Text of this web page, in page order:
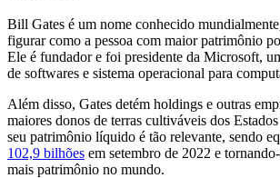
Bill Gates é um nome conhecido
figurar como a pessoa com maior patrimônio
Ele é fundador e foi presidente da Microsoft,
de softwares e sistema operacional para
Além disso, Gates detém holdings e outras
maiores donos de terras cultiváveis dos
seu patrimônio líquido é tão relevante, sendo
102,9 bilhões em setembro de 2022 e
mais patrimônio no mundo.